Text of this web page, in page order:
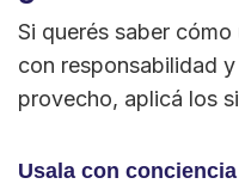
Si querés saber
con responsabilidad
provecho, aplicá los
Usala con conciencia